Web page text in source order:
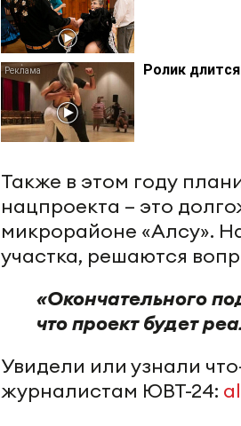
Ролик
Также в этом году
нацпроекта – это
микрорайоне «Алсу».
участка, решаются
«Окончательного
что проект будет
Увидели или узнали
журналистам ЮВТ-24: